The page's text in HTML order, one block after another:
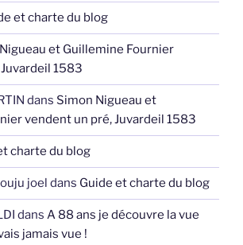
et charte du blog
et Guillemine Fournier
1583
dans Simon Nigueau et
vendent un pré, Juvardeil 1583
charte du blog
joel dans Guide et charte du blog
dans A 88 ans je découvre la vue
jamais vue !